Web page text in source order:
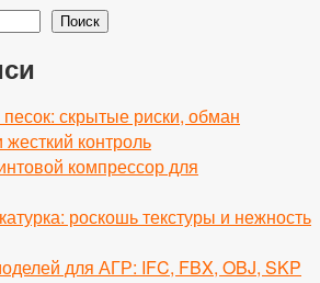
Поиск
скрытые риски, обман
контроль
компрессор для
роскошь текстуры и нежность
для АГР: IFC, FBX, OBJ, SKP